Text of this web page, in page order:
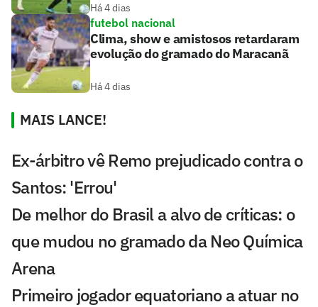
Há 4 dias
futebol nacional
Clima, show e amistosos retardaram
evolução do gramado do Maracanã
Há 4 dias
MAIS LANCE!
Ex-árbitro vê Remo prejudicado contra o
Santos: 'Errou'
De melhor do Brasil a alvo de críticas: o
que mudou no gramado da Neo Química
Arena
Primeiro jogador equatoriano a atuar no